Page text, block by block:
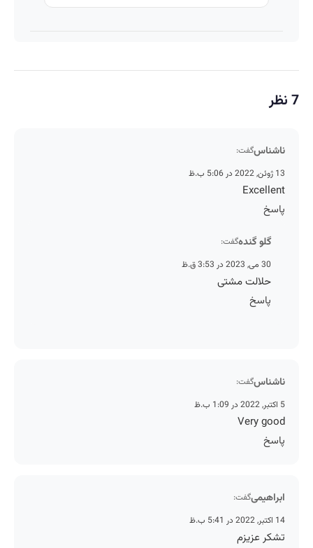
7 نظر
ناشناسگفت:
13 ژوئن, 2022 در 5:06 ب.ظ
Excellent
پاسخ
گلو گندهگفت:
30 می, 2023 در 3:53 ق.ظ
حلالت مشتی
پاسخ
ناشناسگفت:
5 اکتبر, 2022 در 1:09 ب.ظ
Very good
پاسخ
ابراهیمیگفت:
14 اکتبر, 2022 در 5:41 ب.ظ
تشکر عزیزم